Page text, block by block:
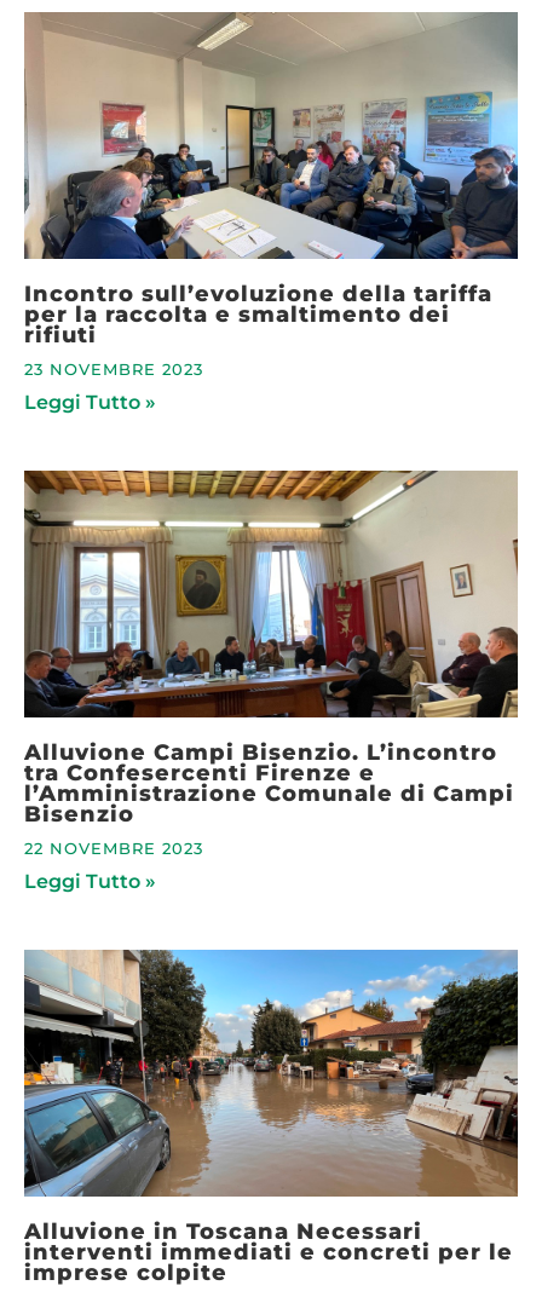
Incontro sull’evoluzione della tariffa
per la raccolta e smaltimento dei
rifiuti
23 NOVEMBRE 2023
Leggi Tutto »
Alluvione Campi Bisenzio. L’incontro
tra Confesercenti Firenze e
l’Amministrazione Comunale di Campi
Bisenzio
22 NOVEMBRE 2023
Leggi Tutto »
Alluvione in Toscana Necessari
interventi immediati e concreti per le
imprese colpite